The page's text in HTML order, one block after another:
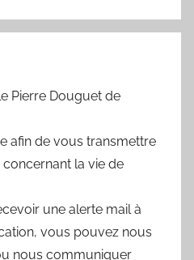
Pierre Douguet de
afin de vous transmettre
la vie de
une alerte mail à
vous pouvez nous
nous communiquer